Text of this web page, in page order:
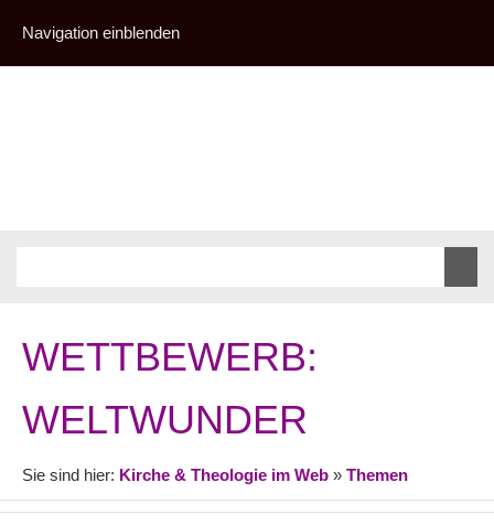
Navigation einblenden
WETTBEWERB:
WELTWUNDER
Sie sind hier: Kirche & Theologie im Web » Themen